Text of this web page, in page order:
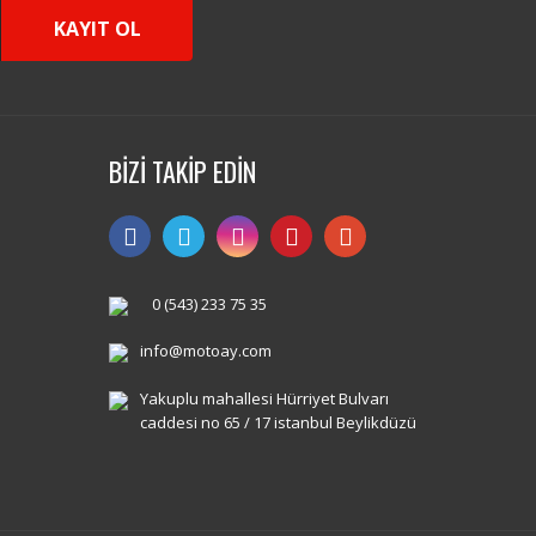
KAYIT OL
BİZİ TAKİP EDİN
0 (543) 233 75 35
info@motoay.com
Yakuplu mahallesi Hürriyet Bulvarı
caddesi no 65 / 17 istanbul Beylikdüzü